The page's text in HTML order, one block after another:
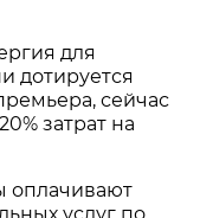
для
дотируется
сейчас
затрат на
оплачивают